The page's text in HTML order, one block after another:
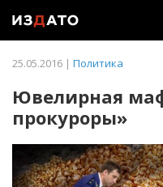
25.05.2016 | Политика
Ювелирная
прокуроры»